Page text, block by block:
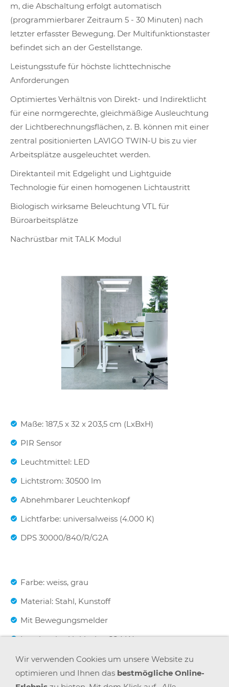
m, die Abschaltung erfolgt automatisch
(programmierbarer Zeitraum 5 - 30 Minuten) nach
letzter erfasster Bewegung. Der Multifunktionstaster
befindet sich an der Gestellstange.
Leistungsstufe für höchste lichttechnische
Anforderungen
Optimiertes Verhältnis von Direkt- und Indirektlicht
für eine normgerechte, gleichmäßige Ausleuchtung
der Lichtberechnungsflächen, z. B. können mit einer
zentral positionierten LAVIGO TWIN-U bis zu vier
Arbeitsplätze ausgeleuchtet werden.
Direktanteil mit Edgelight und Lightguide
Technologie für einen homogenen Lichtaustritt
Biologisch wirksame Beleuchtung VTL für
Büroarbeitsplätze
Nachrüstbar mit TALK Modul
Maße: 187,5 x 32 x 203,5 cm (LxBxH)
PIR Sensor
Leuchtmittel: LED
Lichtstrom: 30500 lm
Abnehmbarer Leuchtenkopf
Lichtfarbe: universalweiss (4.000 K)
DPS 30000/840/R/G2A
Farbe: weiss, grau
Material: Stahl, Kunstoff
Mit Bewegungsmelder
Leuchtmittel inklusive, 224 W gesamt
Anschlussspannung: 220-240 V, 50/60 Hz
Netzstecker
Wir verwenden Cookies um unsere Website zu
optimieren und Ihnen das bestmögliche Online-